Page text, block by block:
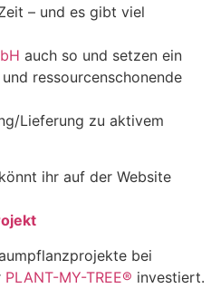
– und es gibt viel
auch so und setzen ein
ressourcenschonende
Lieferung zu aktivem
ihr auf der Website
bei
PLANT-MY-TREE® investiert.